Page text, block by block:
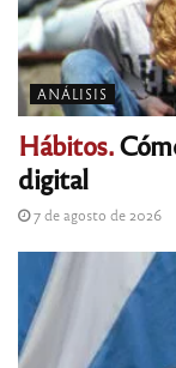
ANÁLISIS
Hábitos.
digital
7 de agosto de 2026